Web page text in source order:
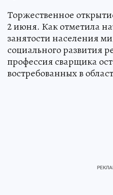
Торжественное
2 июня. Как отметила
занятости населения
социального развития
профессия сварщика
востребованных в